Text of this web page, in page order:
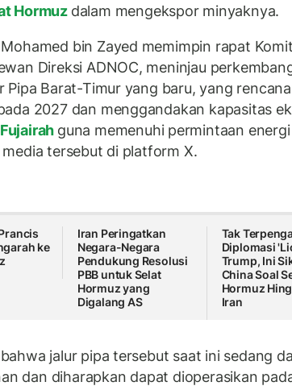
Hormuz dalam mengekspor minyaknya.
bin Zayed memimpin rapat
Direksi ADNOC, meninjau
Pipa Barat-Timur yang baru, yang
2027 dan menggandakan kapasitas
Fujairah guna memenuhi permintaan
tersebut di platform X.
ke
Iran Peringatkan
Negara-Negara
Pendukung Resolusi
PBB untuk Selat
Hormuz yang
Digalang AS
Tak
Diplomasi
Trump, Ini
China Soal
Hormuz
Iran
jalur pipa tersebut saat ini sedang
dan diharapkan dapat dioperasikan